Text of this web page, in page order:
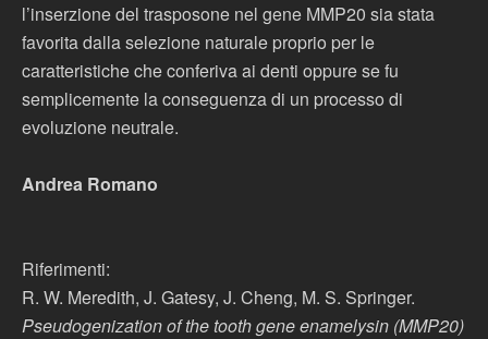
l’inserzione del trasposone nel gene MMP20 sia stata
favorita dalla selezione naturale proprio per le
caratteristiche che conferiva ai denti oppure se fu
semplicemente la conseguenza di un processo di
evoluzione neutrale.
Andrea Romano
Riferimenti:
R. W. Meredith, J. Gatesy, J. Cheng, M. S. Springer.
Pseudogenization of the tooth gene enamelysin (MMP20)